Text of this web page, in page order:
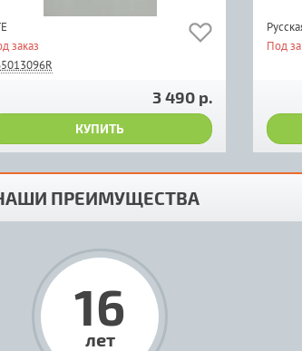
заказ
3 490 р.
КУПИТЬ
Под
ПРЕИМУЩЕСТВА
16
лет